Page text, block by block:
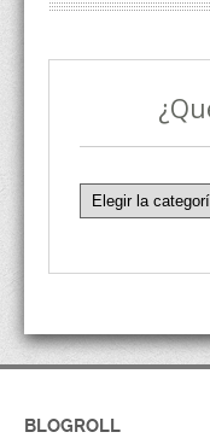
BLOGROLL